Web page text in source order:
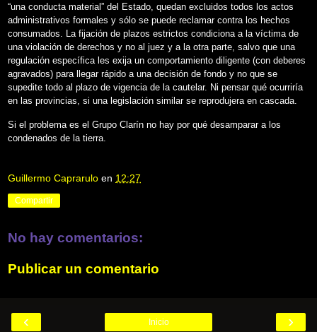
“una conducta material” del Estado, quedan excluidos todos los actos
administrativos formales y sólo se puede reclamar contra los hechos
consumados. La fijación de plazos estrictos condiciona a la víctima de
una violación de derechos y no al juez y a la otra parte, salvo que una
regulación específica les exija un comportamiento diligente (con deberes
agravados) para llegar rápido a una decisión de fondo y no que se
supedite todo al plazo de vigencia de la cautelar. Ni pensar qué ocurriría
en las provincias, si una legislación similar se reprodujera en cascada.
Si el problema es el Grupo Clarín no hay por qué desamparar a los
condenados de la tierra.
Guillermo Caprarulo en 12:27
Compartir
No hay comentarios:
Publicar un comentario
‹ ›
Inicio